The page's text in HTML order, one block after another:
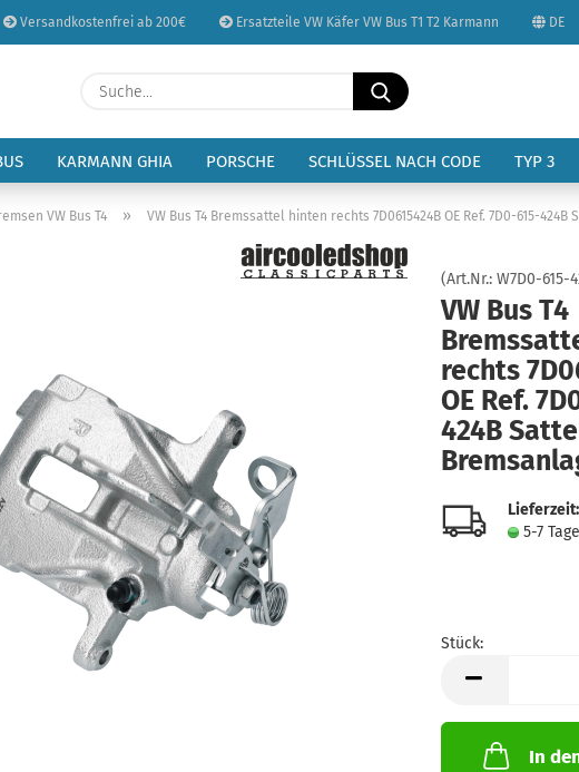
Versandkostenfrei ab 200€ Ersatzteile VW Käfer VW Bus T1 T2 Karmann DE
Sprache auswählen
Lieferland
Konto erstellen
Passwort vergessen?
Suche...
KARMANN GHIA PORSCHE SCHLÜSSEL NACH CODE TYP 3
VW Bus T4 » VW Bus T4 Bremssattel hinten rechts 7D0615424B OE Ref. 7D0-615-
(Art.Nr.: W7D0-615-
VW Bus T4
rechts
OE Ref.
424B
Lieferzeit:
5-7 Tage
Stück:
Stück
In